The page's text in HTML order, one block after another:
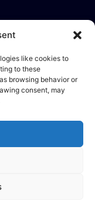
like cookies to
to these
browsing behavior or
consent, may
• Vietnam •
Hong Kong •
China
UEN: